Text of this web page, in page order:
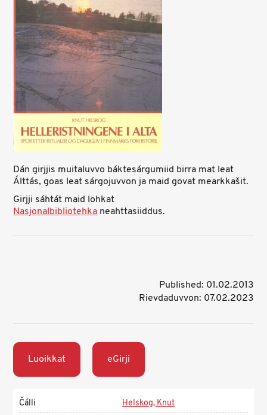
Dán girjjis muitaluvvo báktesárgumiid birra mat leat
Álttás, goas leat sárgojuvvon ja maid govat mearkkašit.
Girjji sáhtát maid lohkat
Nasjonalbibliotehkaneahttasiiddus.
Published: 01.02.2013
Rievdaduvvon: 07.02.2023
Luoikkat eGirji
Čálli
Helskog, Knut